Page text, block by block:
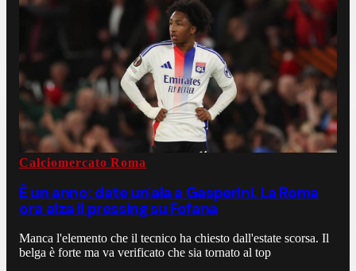
Calciomercato Roma
È un anno: date un'ala a Gasperini. La Roma
ora alza il pressing su Fofana
Manca l'elemento che il tecnico ha chiesto dall'estate scorsa. Il
belga è forte ma va verificato che sia tornato al top